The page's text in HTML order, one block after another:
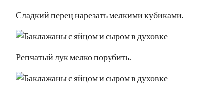
Сладкий перец нарезать мелкими кубиками.
Репчатый лук мелко порубить.